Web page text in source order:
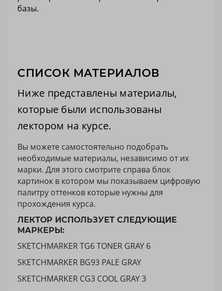
базы.
СПИСОК МАТЕРИАЛОВ
Ниже представлены материалы,
которые были использованы
лектором на курсе.
Вы можете самостоятельно подобрать
необходимые материалы, независимо от их
марки. Для этого смотрите справа блок
картинок в котором мы показываем цифровую
палитру оттенков которые нужны для
прохождения курса.
ЛЕКТОР ИСПОЛЬЗУЕТ СЛЕДУЮЩИЕ
МАРКЕРЫ:
SKETCHMARKER TG6 TONER GRAY 6
SKETCHMARKER BG93 PALE GRAY
SKETCHMARKER CG3 COOL GRAY 3